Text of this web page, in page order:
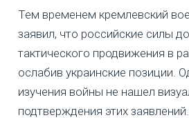
Тем временем кремлевский
заявил, что российские силы
тактического продвижения в
ослабив украинские позиции.
изучения войны не нашел
подтверждения этих